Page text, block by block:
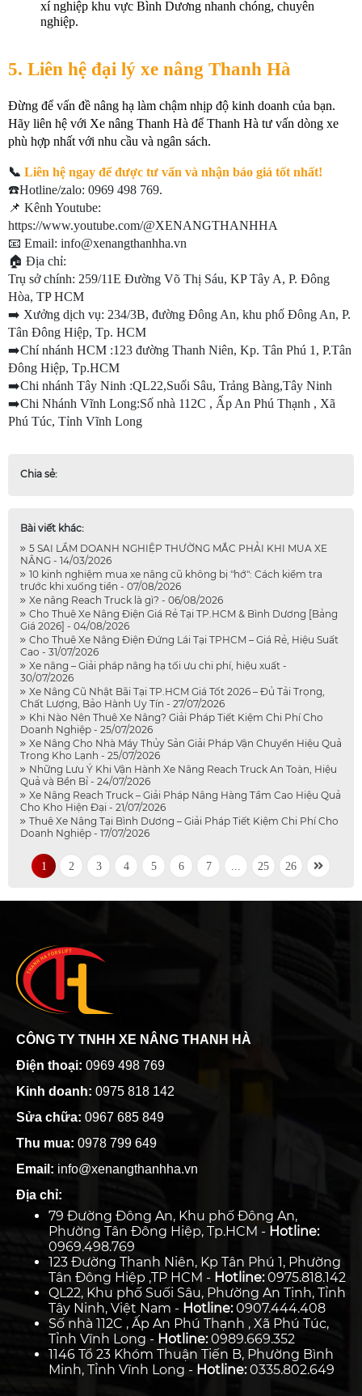
xí nghiệp khu vực Bình Dương nhanh chóng, chuyên
nghiệp.
5. Liên hệ đại lý xe nâng Thanh Hà
Đừng để vấn đề nâng hạ làm chậm nhịp độ kinh doanh của bạn.
Hãy liên hệ với Xe nâng Thanh Hà để Thanh Hà tư vấn dòng xe
phù hợp nhất với nhu cầu và ngân sách.
📞 Liên hệ ngay để được tư vấn và nhận báo giá tốt nhất!
☎️Hotline/zalo: 0969 498 769.
📌 Kênh Youtube:
https://www.youtube.com/@XENANGTHANHHA
📧 Email: info@xenangthanhha.vn
🏠 Địa chỉ:
Trụ sở chính: 259/11E Đường Võ Thị Sáu, KP Tây A, P. Đông
Hòa, TP HCM
➡️ Xưởng dịch vụ: 234/3B, đường Đông An, khu phố Đông An, P.
Tân Đông Hiệp, Tp. HCM
➡️Chí nhánh HCM :123 đường Thanh Niên, Kp. Tân Phú 1, P.Tân
Đông Hiệp, Tp.HCM
➡️Chi nhánh Tây Ninh :QL22,Suối Sâu, Trảng Bàng,Tây Ninh
➡️Chi Nhánh Vĩnh Long:Số nhà 112C , Ấp An Phú Thạnh , Xã
Phú Túc, Tỉnh Vĩnh Long
Chia sẻ:
Bài viết khác:
5 SAI LẦM DOANH NGHIỆP THƯỜNG MẮC PHẢI KHI MUA XE
NÂNG - 14/03/2026
10 kinh nghiệm mua xe nâng cũ không bị "hớ": Cách kiểm tra
trước khi xuống tiền - 07/08/2026
Xe nâng Reach Truck là gì? - 06/08/2026
Cho Thuê Xe Nâng Điện Giá Rẻ Tại TP.HCM & Bình Dương [Bảng
Giá 2026] - 04/08/2026
Cho Thuê Xe Nâng Điện Đứng Lái Tại TPHCM – Giá Rẻ, Hiệu Suất
Cao - 31/07/2026
Xe nâng – Giải pháp nâng hạ tối ưu chi phí, hiệu xuất -
30/07/2026
Xe Nâng Cũ Nhật Bãi Tại TP.HCM Giá Tốt 2026 – Đủ Tải Trọng,
Chất Lượng, Bảo Hành Uy Tín - 27/07/2026
Khi Nào Nên Thuê Xe Nâng? Giải Pháp Tiết Kiệm Chi Phí Cho
Doanh Nghiệp - 25/07/2026
Xe Nâng Cho Nhà Máy Thủy Sản Giải Pháp Vận Chuyển Hiệu Quả
Trong Kho Lạnh - 25/07/2026
Những Lưu Ý Khi Vận Hành Xe Nâng Reach Truck An Toàn, Hiệu
Quả và Bền Bỉ - 24/07/2026
Xe Nâng Reach Truck – Giải Pháp Nâng Hàng Tầm Cao Hiệu Quả
Cho Kho Hiện Đại - 21/07/2026
Thuê Xe Nâng Tại Bình Dương – Giải Pháp Tiết Kiệm Chi Phí Cho
Doanh Nghiệp - 17/07/2026
1 2 3 4 5 6 7 25 26
CÔNG TY TNHH XE NÂNG THANH HÀ
Điện thoại: 0969 498 769
Kinh doanh: 0975 818 142
Sửa chữa: 0967 685 849
Thu mua: 0978 799 649
Email: info@xenangthanhha.vn
Địa chỉ:
79 Đường Đông An, Khu phố Đông An,
Phường Tân Đông Hiệp, Tp.HCM - Hotline:
0969.498.769
123 Đường Thanh Niên, Kp Tân Phú 1, Phường
Tân Đông Hiệp ,TP HCM - Hotline:0975.818.142
QL22, Khu phố Suối Sâu, Phường An Tịnh, Tỉnh
Tây Ninh, Việt Nam - Hotline:0907.444.408
Số nhà 112C , Ấp An Phú Thạnh , Xã Phú Túc,
Tỉnh Vĩnh Long - Hotline:0989.669.352
1146 Tổ 23 Khóm Thuận Tiến B, Phường Bình
Minh, Tỉnh Vĩnh Long - Hotline:0335.802.649